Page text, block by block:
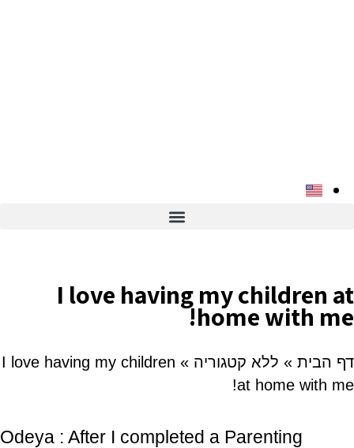
I love having my children at
home with me!
דף הבית » ללא קטגוריה »
I love having my children
at home with me!
Odeya : After I completed a Parenting